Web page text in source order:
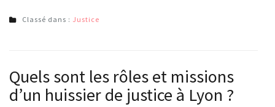
Classé dans : Justice
Quels sont les rôles et missions
d’un huissier de justice à Lyon ?